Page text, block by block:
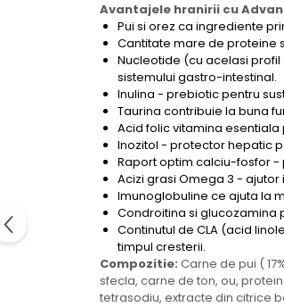
Avantajele hranirii cu
Pui si orez ca ingrediente
Cantitate mare de proteine
Nucleotide (cu acelasi
sistemului gastro-intestinal.
Inulina - prebiotic pentru
Taurina contribuie la buna
Acid folic vitamina
Inozitol - protector hepatic
Raport optim calciu-fosfor
Acizi grasi Omega 3 -
Imunoglobuline ce ajuta la
Condroitina si glucozamina
Continutul de CLA (acid
timpul cresterii.
Compozitie: Carne de pui (
sfecla, carne de ton, ou,
tetrasodiu, extracte din citrice